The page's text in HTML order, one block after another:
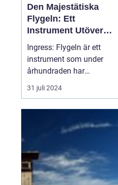
Den Majestätiska
Flygeln: Ett
Instrument Utöver
Det Vanliga
Ingress: Flygeln är ett
instrument som under
århundraden har
förtrollat människor med
sitt rika, varma och
förmåga att leverera en
gör...
31 juli 2024